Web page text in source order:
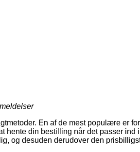
En af de mest populære er
hente din bestilling når det passer ind
og desuden derudover den